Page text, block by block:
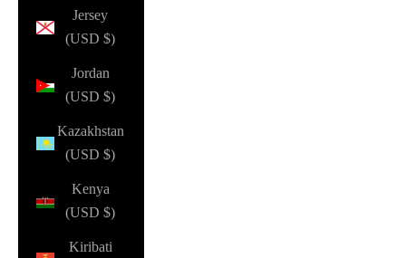
Jersey
(USD $)
Jordan
(USD $)
Kazakhstan
(USD $)
Kenya
(USD $)
Kiribati